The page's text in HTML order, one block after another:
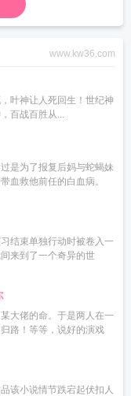
www.kw36.com
叶神让人死回生！世纪神
百战百胜从...
是为了报复后妈与蛇蝎妹
血救他前任的白血病。
结束单独行动时被卷入一
来到了一个奇异的世
大佬的命。于是两人在一
路！等等，说好的演戏
该小说情节跌宕起伏扣人